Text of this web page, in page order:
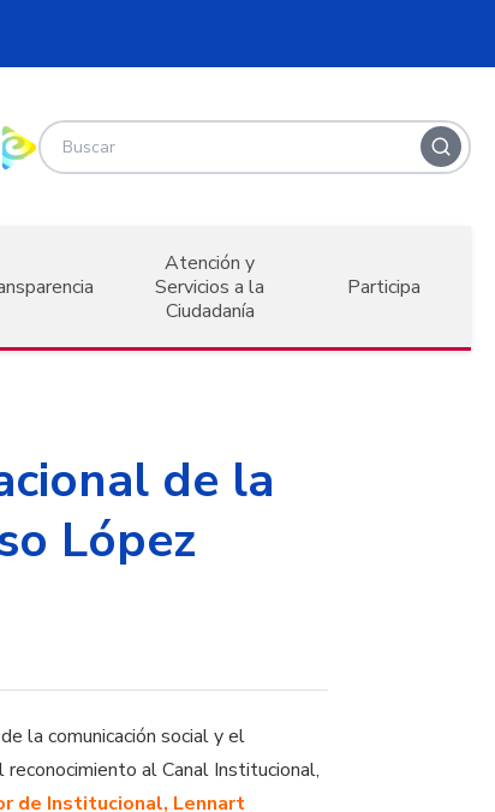
Atención y
Servicios a la
Ciudadanía
Participa
de la
López
la comunicación social y el
al Canal Institucional,
de Institucional, Lennart